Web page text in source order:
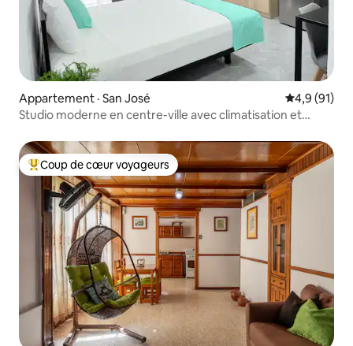
Appartement · San José Note
4,9 (91)
Studio moderne en centre-ville avec climatisation et
Coup de cœur voyageurs parmi les plus aimés
Coup de cœur voyageurs